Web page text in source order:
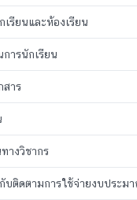
รียนและห้องเรียน
ารนักเรียน
สาร
างวิชากร
บติดตามการใช้จ่ายงบประม